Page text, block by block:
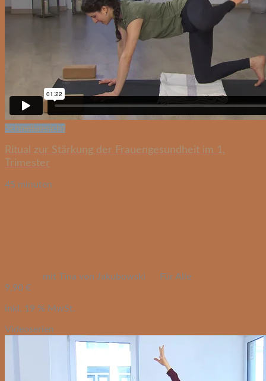
Schnellansicht
Ritual zur Stärkung der Frauengesundheit im 1.
Trimester
45 minuten
mit Tina von Jakubowski
Für Alle
9,90 €
inkl. 19 % MwSt.
Videoserien